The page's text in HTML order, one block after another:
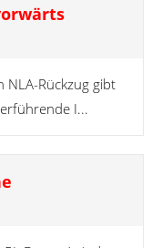
Rückzug gibt
I...